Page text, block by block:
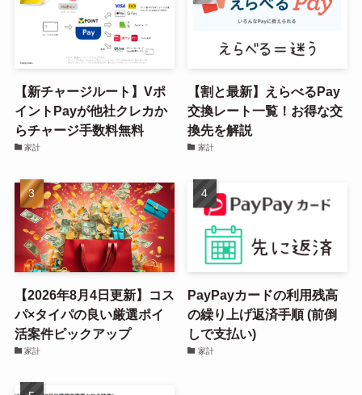
【新チャージルート】Vポ
イントPayが他社クレカか
らチャージ手数料無料
家計
【割と最新】えらべるPay
交換レート一覧！お得な交
換先を解説
家計
【2026年8月4日更新】コス
パ×タイパの良い厳選ポイ
活案件ピックアップ
家計
PayPayカードの利用残高
の繰り上げ返済手順 (前倒
しで支払い)
家計